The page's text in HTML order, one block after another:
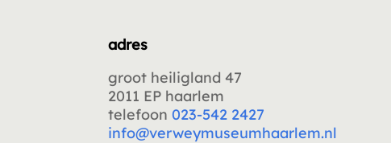
adres
groot heiligland 47
2011 EP haarlem
telefoon023-542 2427
info@verweymuseumhaarlem.nl